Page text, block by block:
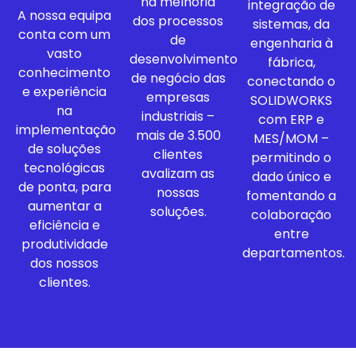
A nossa equipa
conta com um
vasto
conhecimento
e experiência
na
implementação
de soluções
tecnológicas
de ponta, para
aumentar a
eficiência e
produtividade
dos nossos
clientes.
dos processos
de
desenvolvimento
de negócio das
empresas
industriais –
mais de 3.500
clientes
avalizam as
nossas
soluções.
integração de
sistemas, da
engenharia à
fábrica,
conectando o
SOLIDWORKS
com ERP e
MES/MOM –
permitindo o
dado único e
fomentando a
colaboração
entre
departamentos.